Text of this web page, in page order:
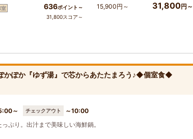
室 636ポイント～
31,800スコア～
15,900円～ 31,800円～
かぽか『ゆず湯』で芯からあたたまろう♪◆個室食◆
～ チェックアウト
～10:00
ぷり。出汁まで美味しい海鮮鍋。